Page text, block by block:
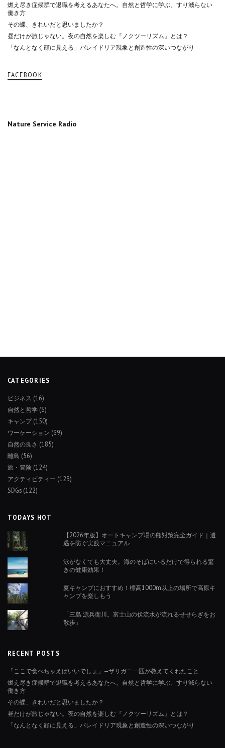
燃え尽き症候群で退職を考えるあなたへ。自然と哲学に学ぶ、すり減らない
働き方
その蝶、きれいだと思いましたか？
昼だけが旅じゃない。夜の自然を楽しむ『ノクツーリズム』とは？
「なんとなく顔に見える」パレイドリア現象と創造性の深いつながり
FACEBOOK
Nature Service Radio
CATEGORIES
ビジネス (16)
自然と哲学 (6)
キャンプ(150)
ワーケーション (39)
自然の良さ (185)
離島 (56)
旅・冒険 (124)
アクティビティー (123)
SDGs (122)
TODAYS HOT
【2026年版】オートキャンプ場の熊対策完全ガイド｜遭
遇を防ぐ実践マニュアル
泳がなくても大丈夫。海のそばにいるだけで得られる驚
きの健康効果！
夏キャンプにおすすめ！標高1000m以上の場所で高原キ
ャンプを楽しもう
「三島 源兵衛川。富士山の伏流水が流れるせせらぎをお
散歩」
RECENT POSTS
「ここで食べちゃえばいいでしょ」—ザリガニ一匹が教えてくれたこと
燃え尽き症候群で退職を考えるあなたへ。自然と哲学に学ぶ、すり減らない
働き方
その蝶、きれいだと思いましたか？
昼だけが旅じゃない。夜の自然を楽しむ『ノクツーリズム』とは？
「なんとなく顔に見える」パレイドリア現象と創造性の深いつながり